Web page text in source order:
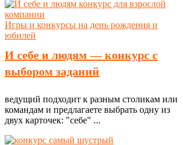
Игры и конкурсы на день рождения и
юбилей
И себе и людям — конкурс с
выбором заданий
ведущий подходит к разным столикам или
командам и предлагаете выбрать одну из
двух карточек: "себе" ...